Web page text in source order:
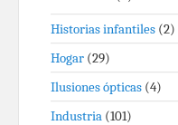
Historias infantiles (2)
Hogar (29)
Ilusiones ópticas (4)
Industria (101)